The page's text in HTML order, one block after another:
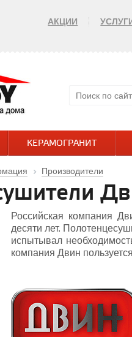
АКЦИИ
КЕРАМОГРАНИТ
Производители
Российская компания
десяти лет.
испытывал
компания Двин